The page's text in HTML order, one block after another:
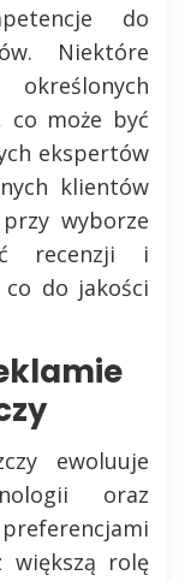
do
Niektóre
co może być
ekspertów
klientów
wyborze
recenzji i
do jakości
ewoluuje
oraz
większą rolę